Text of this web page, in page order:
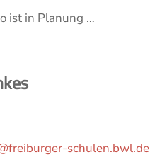
ist in Planung …
schulen.bwl.de